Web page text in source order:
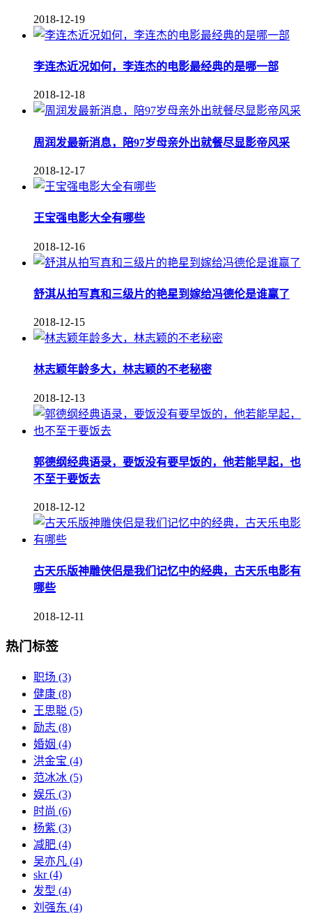
2018-12-19
李连杰近况如何，李连杰的电影最经典的是哪一部
2018-12-18
周润发最新消息，陪97岁母亲外出就餐尽显影帝风采
2018-12-17
王宝强电影大全有哪些
2018-12-16
舒淇从拍写真和三级片的艳星到嫁给冯德伦是谁赢了
2018-12-15
林志颖年龄多大，林志颖的不老秘密
2018-12-13
郭德纲经典语录，要饭没有要早饭的，他若能早起，也
不至于要饭去
2018-12-12
古天乐版神雕侠侣是我们记忆中的经典，古天乐电影有
哪些
2018-12-11
热门标签
职场 (3)
健康 (8)
王思聪 (5)
励志 (8)
婚姻 (4)
洪金宝 (4)
范冰冰 (5)
娱乐 (3)
时尚 (6)
杨紫 (3)
减肥 (4)
吴亦凡 (4)
skr(4)
发型 (4)
刘强东 (4)